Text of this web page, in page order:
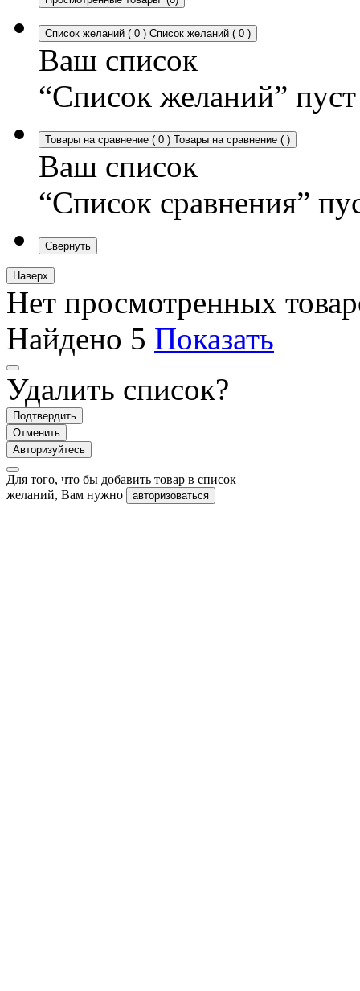
Список желаний ( 0 ) Список желаний ( 0 )
Ваш список
“Список желаний” пуст
Товары на сравнение ( 0 ) Товары на сравнение ( )
Ваш список
“Список сравнения”
Свернуть
Наверх
Нет просмотренных
Найдено 5 Показать
Удалить список?
Подтвердить
Отменить
Авторизуйтесь
Для того, что бы добавить товар в список
желаний, Вам нужно
авторизоваться